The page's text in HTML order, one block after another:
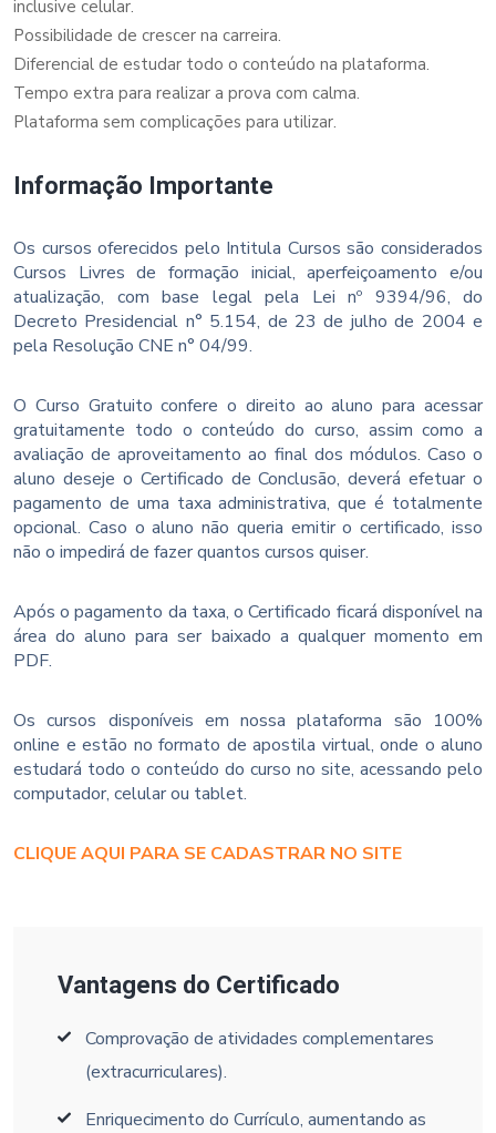
inclusive celular.
Possibilidade de crescer na carreira.
Diferencial de estudar todo o conteúdo na plataforma.
Tempo extra para realizar a prova com calma.
Plataforma sem complicações para utilizar.
Informação Importante
Os cursos oferecidos pelo Intitula Cursos são considerados
Cursos Livres de formação inicial, aperfeiçoamento e/ou
atualização, com base legal pela Lei nº 9394/96, do
Decreto Presidencial n° 5.154, de 23 de julho de 2004 e
pela Resolução CNE n° 04/99.
O Curso Gratuito confere o direito ao aluno para acessar
gratuitamente todo o conteúdo do curso, assim como a
avaliação de aproveitamento ao final dos módulos. Caso o
aluno deseje o Certificado de Conclusão, deverá efetuar o
pagamento de uma taxa administrativa, que é totalmente
opcional. Caso o aluno não queria emitir o certificado, isso
não o impedirá de fazer quantos cursos quiser.
Após o pagamento da taxa, o Certificado ficará disponível na
área do aluno para ser baixado a qualquer momento em
PDF.
Os cursos disponíveis em nossa plataforma são 100%
online e estão no formato de apostila virtual, onde o aluno
estudará todo o conteúdo do curso no site, acessando pelo
computador, celular ou tablet.
CLIQUE AQUI PARA SE CADASTRAR NO SITE
Vantagens do Certificado
Comprovação de atividades complementares
(extracurriculares).
Enriquecimento do Currículo, aumentando as